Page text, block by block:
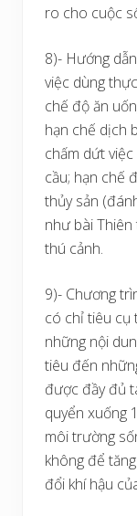
ro cho cuộc
8)- Hướng
việc dùng
chế độ ăn
hạn chế dịch
chấm dứt
cầu; hạn chế
thủy sản
như bài
thú cảnh.
9)- Chương
có chỉ tiêu cụ
những nội
tiêu đến
được đầy đủ
quyển xuống
môi trường
không để
đổi khí hậu